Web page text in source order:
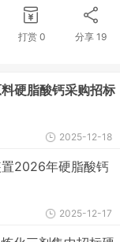
打赏 0 分享 19
硬脂酸钙采购招标
2025-12-18
2026年硬脂酸钙
2025-12-17